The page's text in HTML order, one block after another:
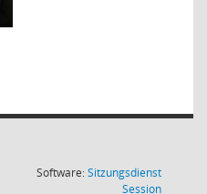
Software:Sitzungsdienst
Session(Wird in